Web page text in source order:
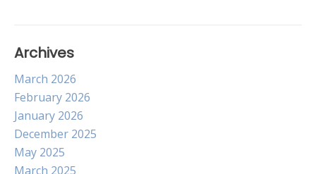
Archives
March 2026
February 2026
January 2026
December 2025
May 2025
March 2025